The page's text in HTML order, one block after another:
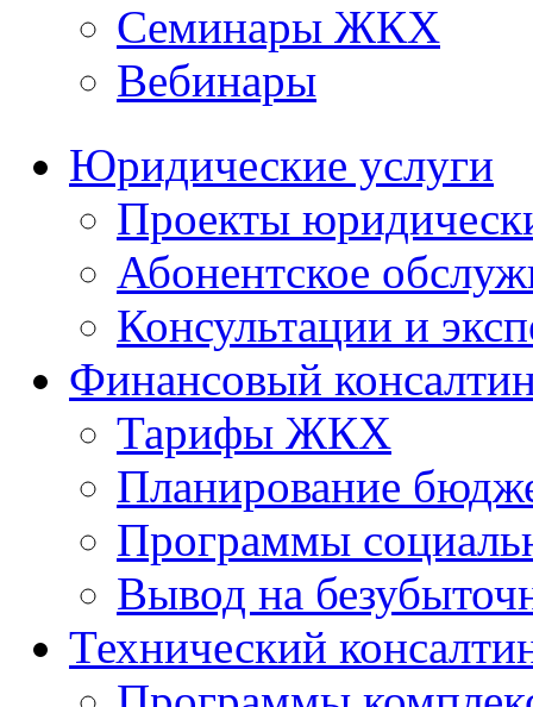
Семинары ЖКХ
Вебинары
Юридические услуги
Проекты
Абонентское
Консультации и
Финансовый
Тарифы ЖКХ
Планирование
Программы
Вывод на
Технический